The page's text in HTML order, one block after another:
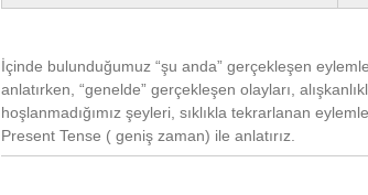
İçinde bulunduğumuz “şu anda” gerçekleşen
anlatırken, “genelde” gerçekleşen olayları,
hoşlanmadığımız şeyleri, sıklıkla tekrarlanan
Present Tense ( geniş zaman) ile anlatırız.